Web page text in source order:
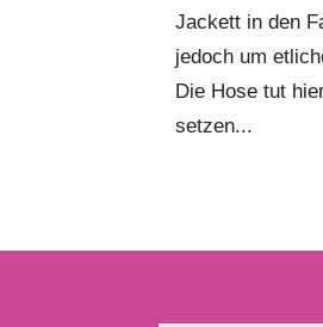
Jackett in den
jedoch um
Die Hose tut
setzen...